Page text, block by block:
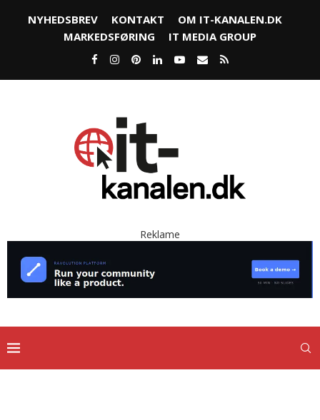
NYHEDSBREV KONTAKT
OM IT-KANALEN.DK
MARKEDSFØRING
IT MEDIA GROUP
Reklame